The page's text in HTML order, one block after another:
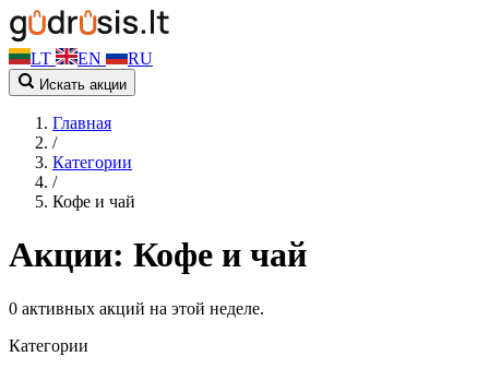
LT EN RU
Искать акции
Главная
/
Категории
/
Кофе и чай
Акции: Кофе и чай
0 активных акций на этой неделе.
Категории